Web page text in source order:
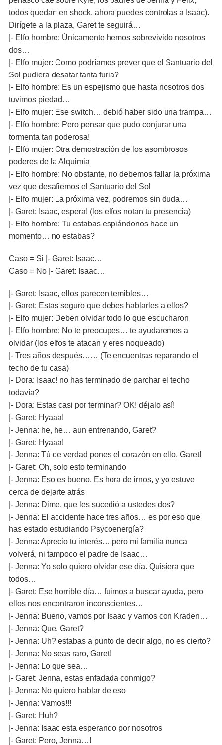
todos quedan en shock, ahora puedes controlas a Isaac).
Dirígete a la plaza, Garet te seguirá…
|- Elfo hombre: Únicamente hemos sobrevivido nosotros
dos…
|- Elfo mujer: Como podríamos prever que el Santuario del
Sol pudiera desatar tanta furia?
|- Elfo hombre: Es un espejismo que hasta nosotros dos
tuvimos piedad…
|- Elfo mujer: Ese switch… debió haber sido una trampa…
|- Elfo hombre: Pero pensar que pudo conjurar una
tormenta tan poderosa!
|- Elfo mujer: Otra demostración de los asombrosos
poderes de la Alquimia
|- Elfo hombre: No obstante, no debemos fallar la próxima
vez que desafiemos el Santuario del Sol
|- Elfo mujer: La próxima vez, podremos sin duda…
|- Garet: Isaac, espera! (los elfos notan tu presencia)
|- Elfo hombre: Tu estabas espiándonos hace un
momento… no estabas?
Caso = Si |- Garet: Isaac…
Caso = No |- Garet: Isaac…
|- Garet: Isaac, ellos parecen temibles…
|- Garet: Estas seguro que debes hablarles a ellos?
|- Elfo mujer: Deben olvidar todo lo que escucharon
|- Elfo hombre: No te preocupes… te ayudaremos a
olvidar (los elfos te atacan y eres noqueado)
|- Tres años después…… (Te encuentras reparando el
techo de tu casa)
|- Dora: Isaac! no has terminado de parchar el techo
todavía?
|- Dora: Estas casi por terminar? OK! déjalo así!
|- Garet: Hyaaa!
|- Jenna: he, he… aun entrenando, Garet?
|- Garet: Hyaaa!
|- Jenna: Tú de verdad pones el corazón en ello, Garet!
|- Garet: Oh, solo esto terminando
|- Jenna: Eso es bueno. Es hora de irnos, y yo estuve
cerca de dejarte atrás
|- Jenna: Dime, que les sucedió a ustedes dos?
|- Jenna: El accidente hace tres años… es por eso que
has estado estudiando Psycoenergía?
|- Jenna: Aprecio tu interés… pero mi familia nunca
volverá, ni tampoco el padre de Isaac…
|- Jenna: Yo solo quiero olvidar ese día. Quisiera que
todos…
|- Garet: Ese horrible día… fuimos a buscar ayuda, pero
ellos nos encontraron inconscientes…
|- Jenna: Bueno, vamos por Isaac y vamos con Kraden…
|- Jenna: Que, Garet?
|- Jenna: Uh? estabas a punto de decir algo, no es cierto?
|- Jenna: No seas raro, Garet!
|- Jenna: Lo que sea…
|- Garet: Jenna, estas enfadada conmigo?
|- Jenna: No quiero hablar de eso
|- Jenna: Vamos!!!
|- Garet: Huh?
|- Jenna: Isaac esta esperando por nosotros
|- Garet: Pero, Jenna…!